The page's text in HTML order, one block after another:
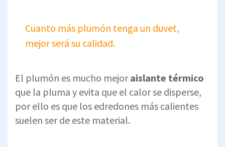
Cuanto más plumón tenga un duvet,
mejor será su calidad.
El plumón es mucho mejoraislante térmico
que la pluma y evita que el calor se disperse,
por ello es que los edredones más calientes
suelen ser de este material.